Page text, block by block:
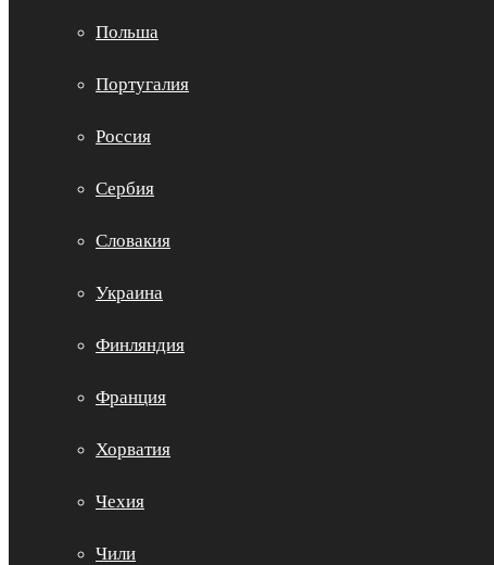
Польша
Португалия
Россия
Сербия
Словакия
Украина
Финляндия
Франция
Хорватия
Чехия
Чили